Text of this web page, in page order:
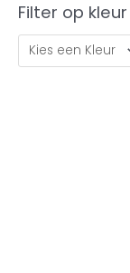
Filter op kleur